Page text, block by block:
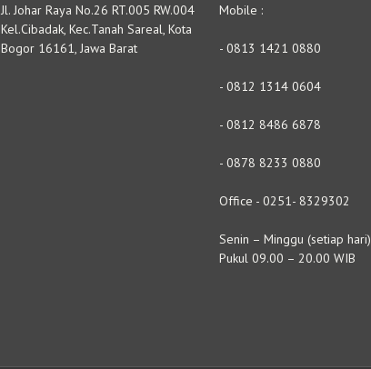
Jl. Johar Raya No.26 RT.005 RW.004
Kel.Cibadak, Kec.Tanah Sareal, Kota
Bogor 16161, Jawa Barat
Mobile :
- 0813 1421 0880
- 0812 1314 0604
- 0812 8486 6878
- 0878 8233 0880
Office - 0251- 8329302
Senin – Minggu (setiap hari)
Pukul 09.00 – 20.00 WIB